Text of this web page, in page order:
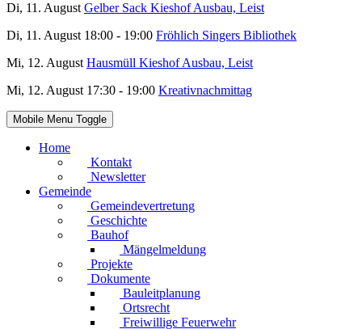
Di, 11. August Gelber Sack Kieshof Ausbau, Leist
Di, 11. August 18:00 - 19:00 Fröhlich Singers Bibliothek
Mi, 12. August Hausmüll Kieshof Ausbau, Leist
Mi, 12. August 17:30 - 19:00 Kreativnachmittag
Mobile Menu Toggle
Home
Kontakt
Newsletter
Gemeinde
Gemeindevertretung
Geschichte
Bauhof
Mängelmeldung
Projekte
Dokumente
Bauleitplanung
Ortsrecht
Freiwillige Feuerwehr